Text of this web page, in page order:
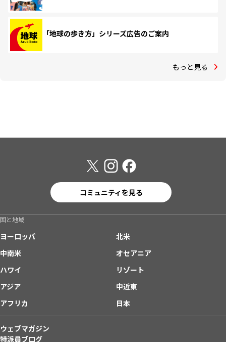
「地球の歩き方」シリーズ広告のご案内
もっと見る
コミュニティを見る
国と地域
ヨーロッパ
北米
中南米
オセアニア
ハワイ
リゾート
アジア
中近東
アフリカ
日本
ウェブマガジン
特派員ブログ